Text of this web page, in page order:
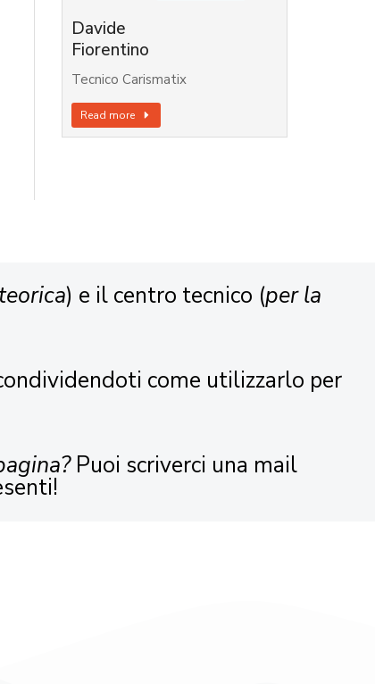
Davide
Fiorentino
Tecnico Carismatix
Read more
) e il centro tecnico (per la
come utilizzarlo per
Puoi scriverci una mail